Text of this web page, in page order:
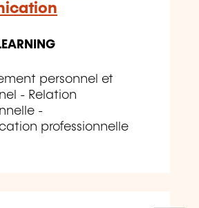
personnel et
- Relation
-
professionnelle